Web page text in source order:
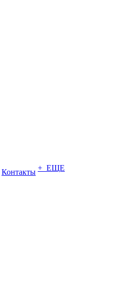
Контакты + ЕЩЕ